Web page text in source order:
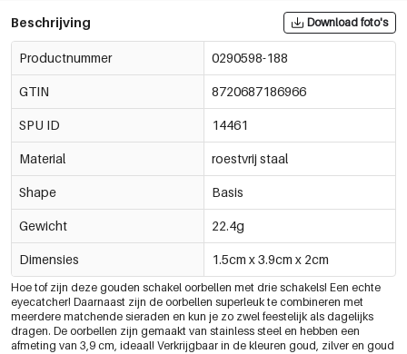
Beschrijving Download foto's
Productnummer 0290598-188
GTIN 8720687186966
SPU ID 14461
Material roestvrij staal
Shape Basis
Gewicht 22.4g
Dimensies 1.5cm x 3.9cm x 2cm
Hoe tof zijn deze gouden schakel oorbellen met drie schakels! Een echte
eyecatcher! Daarnaast zijn de oorbellen superleuk te combineren met
meerdere matchende sieraden en kun je zo zwel feestelijk als dagelijks
dragen. De oorbellen zijn gemaakt van stainless steel en hebben een
afmeting van 3,9 cm, ideaal! Verkrijgbaar in de kleuren goud, zilver en goud